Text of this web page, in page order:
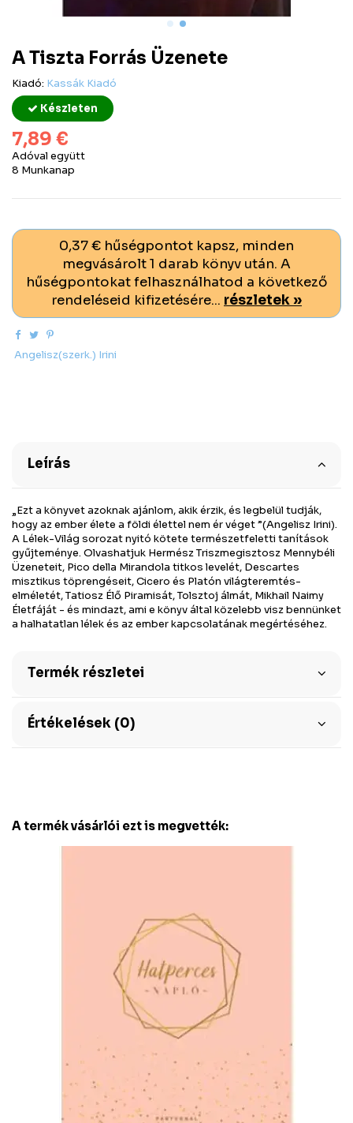
A Tiszta Forrás Üzenete
Kiadó: Kassák Kiadó
Készleten
7,89 €
Adóval együtt
8 Munkanap
0,37 € hűségpontot kapsz, minden
megvásárolt 1 darab könyv után. A
hűségpontokat felhasználhatod a következő
rendeléseid kifizetésére... részletek »
Angelisz(szerk.) Irini
Leírás
„Ezt a könyvet azoknak ajánlom, akik érzik, és legbelül tudják,
hogy az ember élete a földi élettel nem ér véget ”(Angelisz Irini).
A Lélek-Világ sorozat nyitó kötete természetfeletti tanítások
gyűjteménye. Olvashatjuk Hermész Triszmegisztosz Mennybéli
Üzeneteit, Pico della Mirandola titkos levelét, Descartes
misztikus töprengéseit, Cicero és Platón világteremtés-
elméletét, Tatiosz Élő Piramisát, Tolsztoj álmát, Mikhail Naimy
Életfáját - és mindazt, ami e könyv által közelebb visz bennünket
a halhatatlan lélek és az ember kapcsolatának megértéséhez.
Termék részletei
Értékelések (0)
A termék vásárlói ezt is megvették: